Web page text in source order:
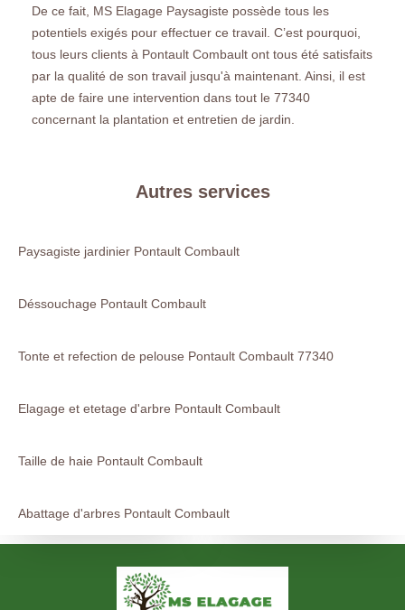
De ce fait, MS Elagage Paysagiste possède tous les
potentiels exigés pour effectuer ce travail. C’est pourquoi,
tous leurs clients à Pontault Combault ont tous été satisfaits
par la qualité de son travail jusqu'à maintenant. Ainsi, il est
apte de faire une intervention dans tout le 77340
concernant la plantation et entretien de jardin.
Autres services
Paysagiste jardinier Pontault Combault
Déssouchage Pontault Combault
Tonte et refection de pelouse Pontault Combault 77340
Elagage et etetage d'arbre Pontault Combault
Taille de haie Pontault Combault
Abattage d'arbres Pontault Combault